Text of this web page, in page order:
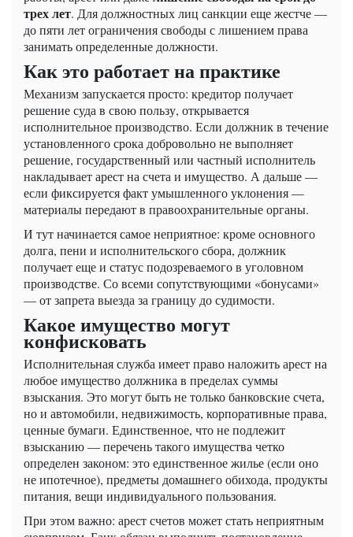
трех лет. Для должностных лиц санкции еще жестче —
до пяти лет ограничения свободы с лишением права
занимать определенные должности.
Как это работает на практике
Механизм запускается просто: кредитор получает
решение суда в свою пользу, открывается
исполнительное производство. Если должник в течение
установленного срока добровольно не выполняет
решение, государственный или частный исполнитель
накладывает арест на счета и имущество. А дальше —
если фиксируется факт умышленного уклонения —
материалы передают в правоохранительные органы.
И тут начинается самое неприятное: кроме основного
долга, пени и исполнительского сбора, должник
получает еще и статус подозреваемого в уголовном
производстве. Со всеми сопутствующими «бонусами»
— от запрета выезда за границу до судимости.
Какое имущество могут
конфисковать
Исполнительная служба имеет право наложить арест на
любое имущество должника в пределах суммы
взыскания. Это могут быть не только банковские счета,
но и автомобили, недвижимость, корпоративные права,
ценные бумаги. Единственное, что не подлежит
взысканию — перечень такого имущества четко
определен законом: это единственное жилье (если оно
не ипотечное), предметы домашнего обихода, продукты
питания, вещи индивидуального пользования.
При этом важно: арест счетов может стать неприятным